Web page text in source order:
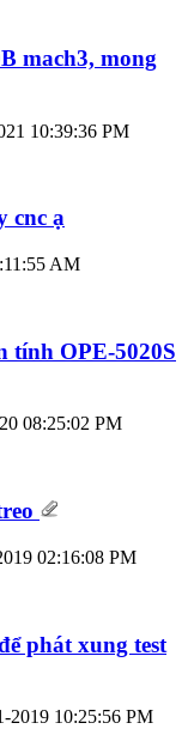
mach3, mong
10:39:36 PM
cnc ạ
AM
tính OPE-5020S
08:25:02 PM
02:16:08 PM
phát xung test
2019 10:25:56 PM